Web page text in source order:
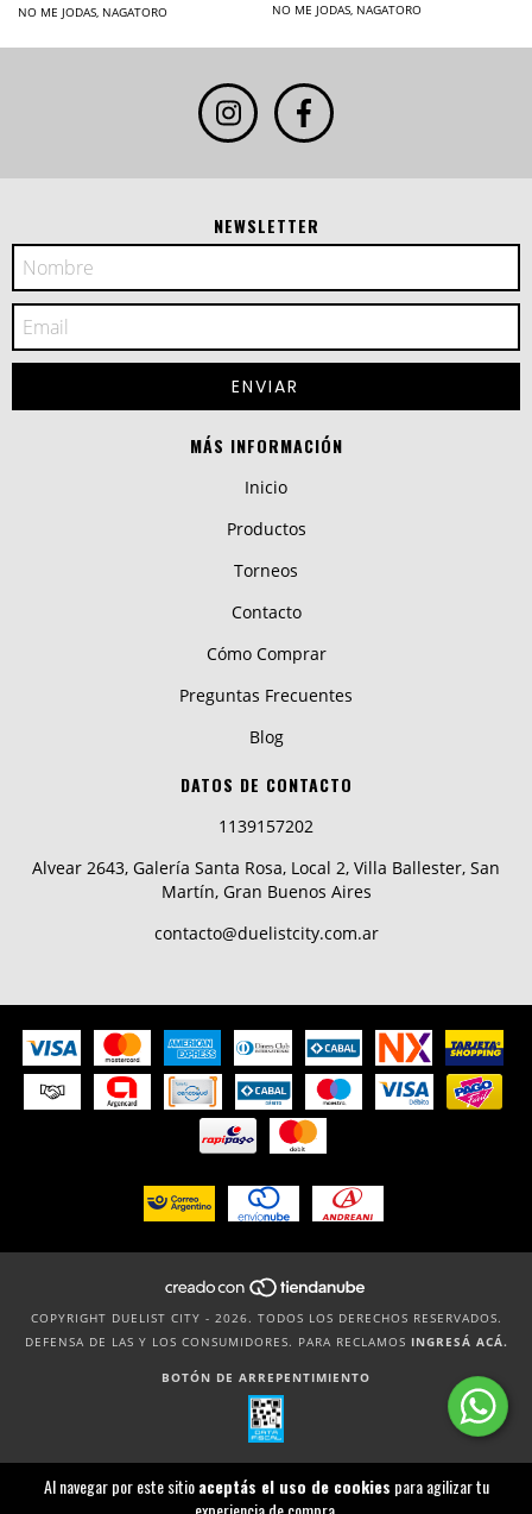
Al navegar por este sitioaceptás el uso de cookies para agilizar tu
NO ME JODAS, NAGATORO NO ME JODAS, NAGATORO
NEWSLETTER
MÁS INFORMACIÓN
Inicio
Productos
Torneos
Contacto
Cómo Comprar
Preguntas Frecuentes
Blog
DATOS DE CONTACTO
1139157202
Alvear 2643, Galería Santa Rosa, Local 2, Villa Ballester, San
Martín, Gran Buenos Aires
contacto@duelistcity.com.ar
COPYRIGHT DUELIST CITY - 2026. TODOS LOS DERECHOS RESERVADOS.
DEFENSA DE LAS Y LOS CONSUMIDORES. PARA RECLAMOS INGRESÁ ACÁ.
BOTÓN DE ARREPENTIMIENTO